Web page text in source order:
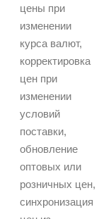
цены при
изменении
курса валют,
корректировка
цен при
изменении
условий
поставки,
обновление
оптовых или
розничных цен,
синхронизация